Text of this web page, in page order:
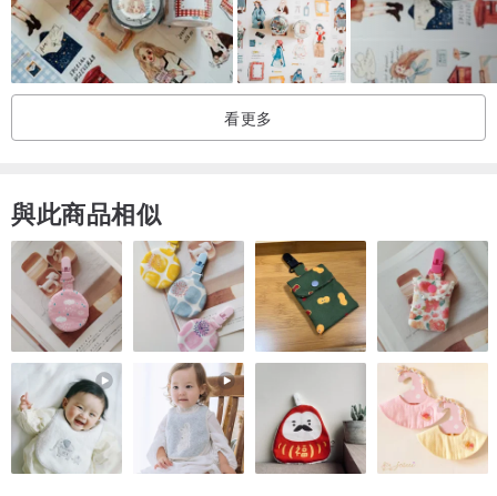
看更多
與此商品相似